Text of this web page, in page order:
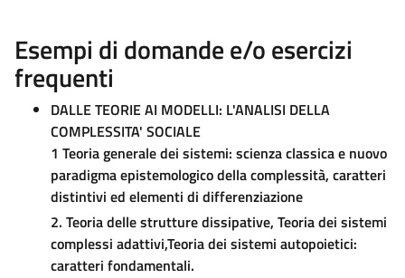
Esempi di domande e/o esercizi
frequenti
DALLE TEORIE AI MODELLI: L'ANALISI DELLA
COMPLESSITA' SOCIALE
1 Teoria generale dei sistemi: scienza classica e nuovo
paradigma epistemologico della complessità, caratteri
distintivi ed elementi di differenziazione
2. Teoria delle strutture dissipative, Teoria dei sistemi
complessi adattivi,Teoria dei sistemi autopoietici:
caratteri fondamentali.